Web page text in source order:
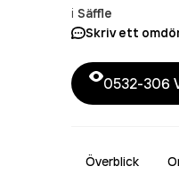
i Säffle
Skriv ett
0532-306
Överblick